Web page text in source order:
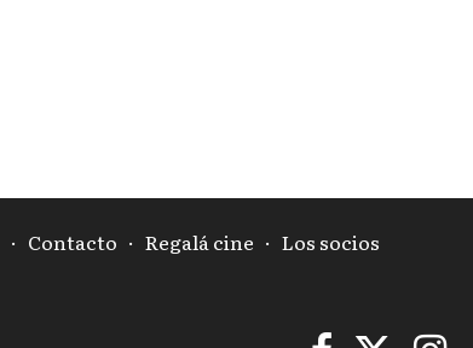
· Contacto · Regalá cine · Los socios